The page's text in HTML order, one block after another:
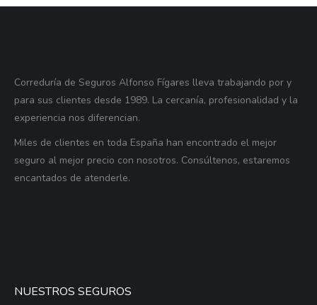
Correduría de Seguros Alfonso Fígares lleva trabajando por y
para sus clientes desde 1989. La cercanía, profesionalidad y la
experiencia nos diferencian.
Miles de clientes en toda España han encontrado el mejor
seguro al mejor precio con nosotros. Consúltenos, estaremos
encantados de atenderle.
NUESTROS SEGUROS